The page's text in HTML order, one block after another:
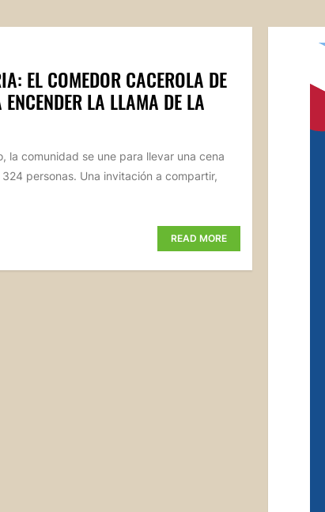
EL COMEDOR CACEROLA DE
LA LLAMA DE LA
la comunidad se une para llevar una cena
personas. Una invitación a compartir,
READ MORE